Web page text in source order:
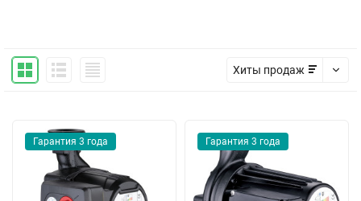
Хиты продаж
Гарантия 3 года Гарантия 3 года